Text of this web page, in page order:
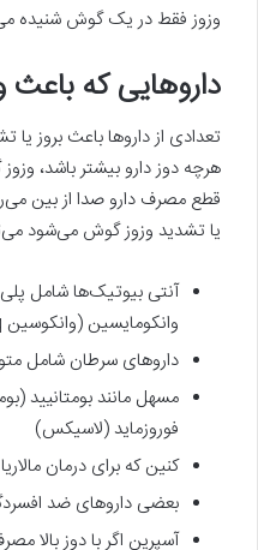
وزوز فقط در یک گوش شنیده
داروهایی که
تعدادی از داروها باعث بروز
هرچه دوز دارو بیشتر باشد،
قطع مصرف دارو صدا از بین
یا تشدید وزوز گوش می‌شود
وانکومایسین (وانکوسین HCL، Firvanq) و نئومایسین
داروهای سرطان شامل
مسهل مانند بومتانیید
فوروزماید (لاسیکس)
کنین که برای درمان
بعضی داروهای ضد